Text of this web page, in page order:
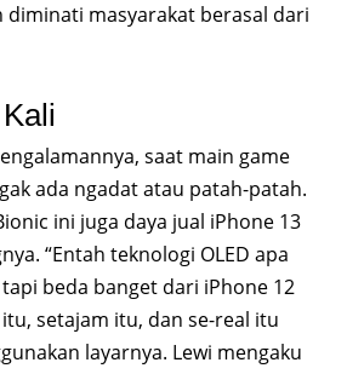
masyarakat berasal dari
saat main game
ada ngadat atau patah-patah.
ini juga daya jual iPhone 13
“Entah teknologi OLED apa
beda banget dari iPhone 12
setajam itu, dan se-real itu
layarnya. Lewi mengaku